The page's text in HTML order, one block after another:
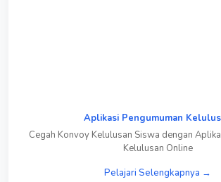
Aplikasi Pengumuman
Cegah Konvoy Kelulusan Siswa dengan
Kelulusan Online
Pelajari Selengkapnya →